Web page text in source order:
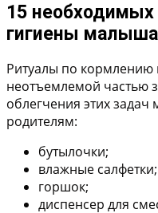
15
гигиены
Ритуалы по кормлению
неотъемлемой частью
облегчения этих
родителям:
бутылочки;
влажные салфетки;
горшок;
диспенсер для